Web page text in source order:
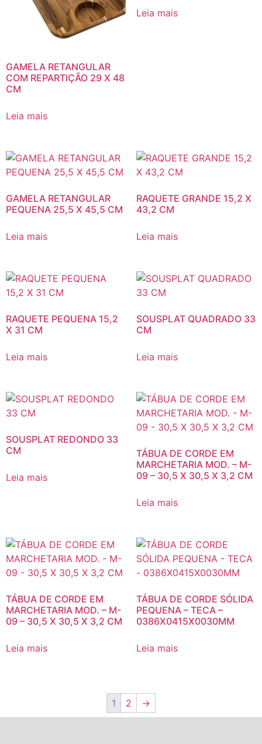
GAMELA RETANGULAR
COM REPARTIÇÃO 29 X 48
CM
Leia mais
Leia mais
GAMELA RETANGULAR
PEQUENA 25,5 X 45,5 CM
Leia mais
RAQUETE GRANDE 15,2 X
43,2 CM
Leia mais
RAQUETE PEQUENA 15,2
X 31 CM
Leia mais
SOUSPLAT QUADRADO 33
CM
Leia mais
SOUSPLAT REDONDO 33
CM
Leia mais
TÁBUA DE CORDE EM
MARCHETARIA MOD. – M-
09 – 30,5 X 30,5 X 3,2 CM
Leia mais
TÁBUA DE CORDE EM
MARCHETARIA MOD. – M-
09 – 30,5 X 30,5 X 3,2 CM
Leia mais
TÁBUA DE CORDE SÓLIDA
PEQUENA – TECA –
0386X0415X0030MM
Leia mais
1 2 →